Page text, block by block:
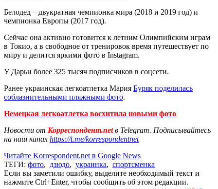
Белодед – двукратная чемпионка мира (2018 и 2019 год) и
чемпионка Европы (2017 год).
Сейчас она активно готовится к летним Олимпийским играм
в Токио, а в свободное от тренировок время путешествует по
миру и делится яркими фото в Instagram.
У Дарьи более 325 тысяч подписчиков в соцсети.
Ранее украинская легкоатлетка Мария Буряк поделилась
соблазнительными пляжными фото.
Немецкая легкоатлетка восхитила новыми фото
Новости от Корреспондент.netв Telegram. Подписывайтесь
на наш канал https://t.me/korrespondentnet
Читайте Korrespondent.net в Google News
ТЕГИ: фото, дзюдо, украинка, спортсменка
Если вы заметили ошибку, выделите необходимый текст и
нажмите Ctrl+Enter, чтобы сообщить об этом редакции.